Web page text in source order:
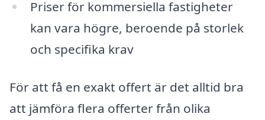
Priser för kommersiella fastigheter
kan vara högre, beroende på storlek
och specifika krav
För att få en exakt offert är det alltid bra
att jämföra flera offerter från olika